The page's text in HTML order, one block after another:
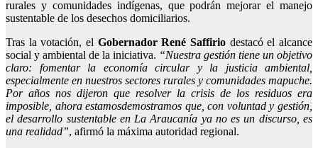
rurales y comunidades indígenas, que podrán mejorar el manejo
sustentable de los desechos domiciliarios.
Tras la votación, el Gobernador René Saffirio destacó el alcance
social y ambiental de la iniciativa. “Nuestra gestión tiene un objetivo
claro: fomentar la economía circular y la justicia ambiental,
especialmente en nuestros sectores rurales y comunidades mapuche.
Por años nos dijeron que resolver la crisis de los residuos era
imposible, ahora estamosdemostramos que, con voluntad y gestión,
el desarrollo sustentable en La Araucanía ya no es un discurso, es
una realidad”, afirmó la máxima autoridad regional.